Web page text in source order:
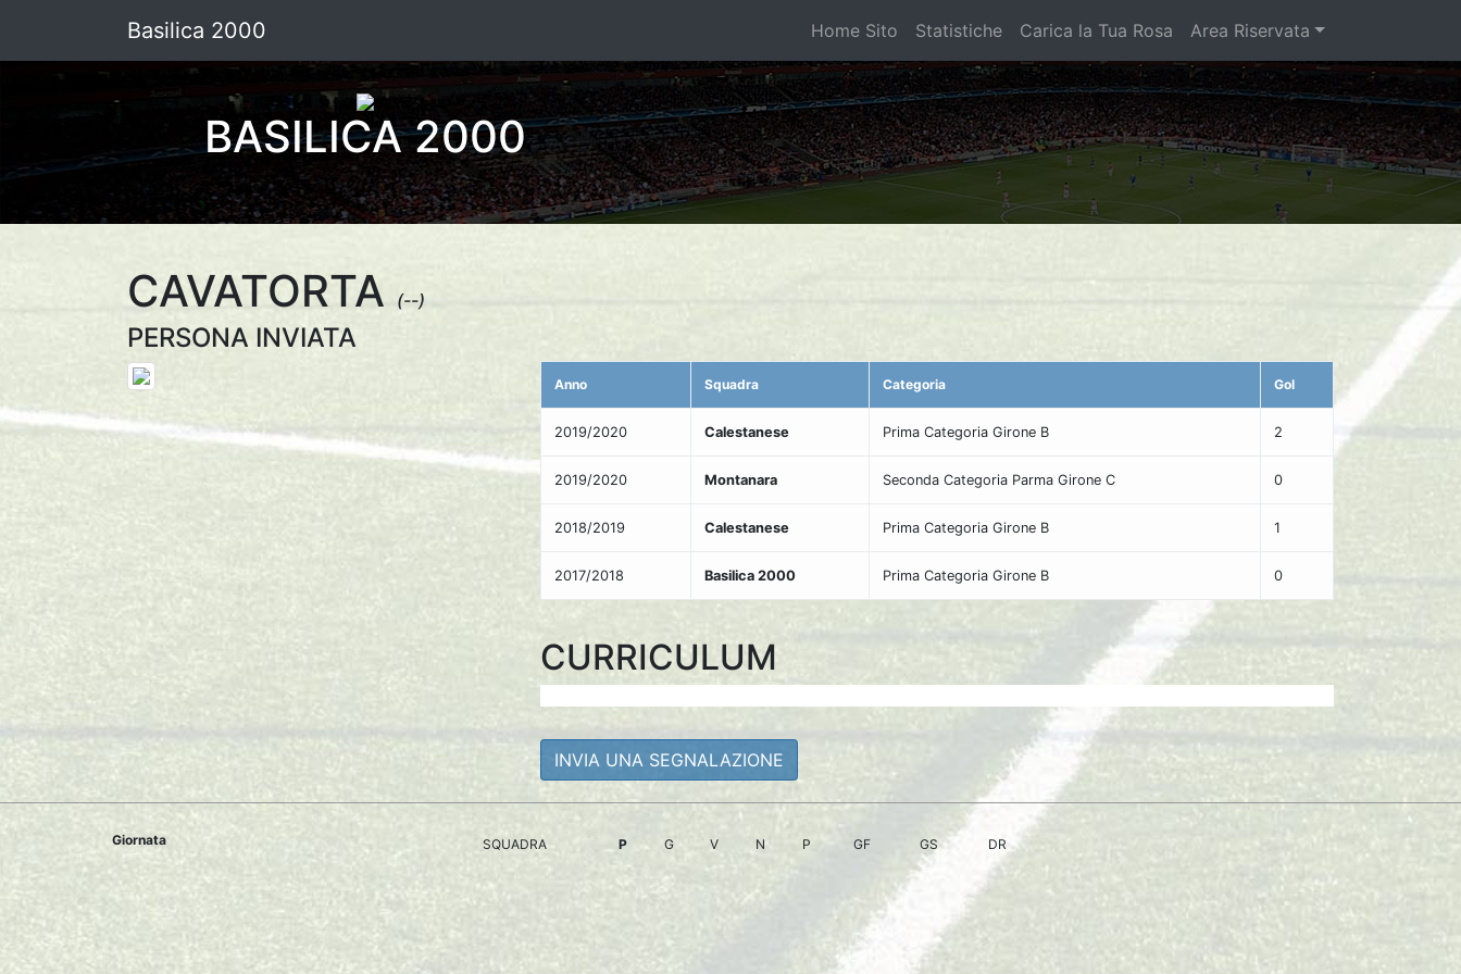
Basilica 2000 Home Sito Statistiche Carica la Tua Rosa Area Riservata
BASILICA 2000
CAVATORTA (--)
PERSONA INVIATA
Anno Squadra Categoria Gol
2019/2020 Calestanese Prima Categoria Girone B 2
2019/2020 Montanara Seconda Categoria Parma Girone C 0
2018/2019 Calestanese Prima Categoria Girone B 1
2017/2018 Basilica 2000 Prima Categoria Girone B 0
CURRICULUM
INVIA UNA SEGNALAZIONE
Giornata SQUADRA P G V N P GF GS DR